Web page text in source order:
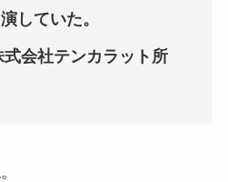
していた。
会社テンカラット所